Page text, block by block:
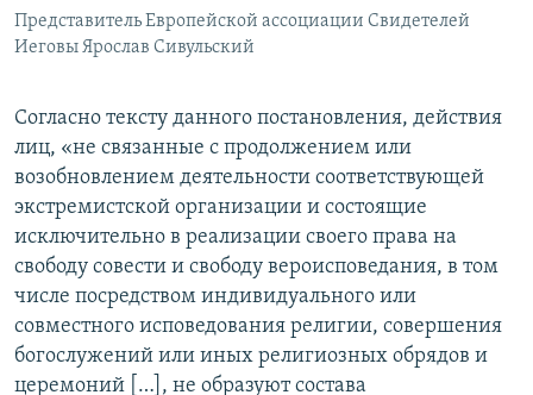
Представитель Европейской ассоциации Свидетелей
Иеговы Ярослав Сивульский
Согласно тексту данного постановления, действия
лиц, «не связанные с продолжением или
возобновлением деятельности соответствующей
экстремистской организации и состоящие
исключительно в реализации своего права на
свободу совести и свободу вероисповедания, в том
числе посредством индивидуального или
совместного исповедования религии, совершения
богослужений или иных религиозных обрядов и
церемоний […], не образуют состава